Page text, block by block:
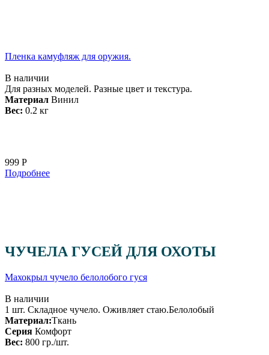
Пленка камуфляж для оружия.
В наличии
Для разных моделей. Разные цвет и текстура.
Материал Винил
Вес: 0.2 кг
999 Р
Подробнее
ЧУЧЕЛА ГУСЕЙ ДЛЯ ОХОТЫ
Махокрыл чучело белолобого гуся
В наличии
1 шт. Складное чучело. Оживляет стаю.Белолобый
Материал:Ткань
Серия Комфорт
Вес: 800 гр./шт.